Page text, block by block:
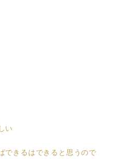
い
できるはできると思うので